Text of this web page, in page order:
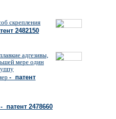
скрепления
2482150
адгезивы,
мере один
- патент
- патент 2478660